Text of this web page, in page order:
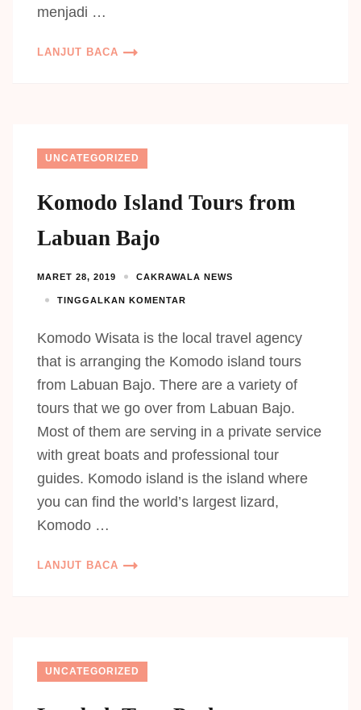
menjadi …
LANJUT BACA
UNCATEGORIZED
Komodo Island Tours from
Labuan Bajo
MARET 28, 2019 CAKRAWALA NEWS
TINGGALKAN KOMENTAR
Komodo Wisata is the local travel agency
that is arranging the Komodo island tours
from Labuan Bajo. There are a variety of
tours that we go over from Labuan Bajo.
Most of them are serving in a private service
with great boats and professional tour
guides. Komodo island is the island where
you can find the world’s largest lizard,
Komodo …
LANJUT BACA
UNCATEGORIZED